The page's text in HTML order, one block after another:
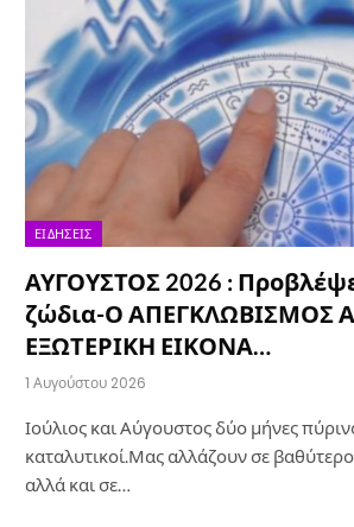
ΕΙΔΉΣΕΙΣ
ΑΥΓΟΥΣΤΟΣ 2026 :
ζώδια-Ο ΑΠΕΓΚΛΩΒΙΣΜΟΣ
ΕΞΩΤΕΡΙΚΗ ΕΙΚΟΝΑ…
1 Αυγούστου 2026
Ιούλιος και Αύγουστος δύο μήνες
καταλυτικοί.Μας αλλάζουν σε
αλλά και σε…